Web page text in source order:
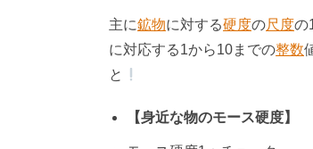
主に鉱物に対する硬度の尺度
に対応する1から10までの整数
と
【身近な物のモース硬度】